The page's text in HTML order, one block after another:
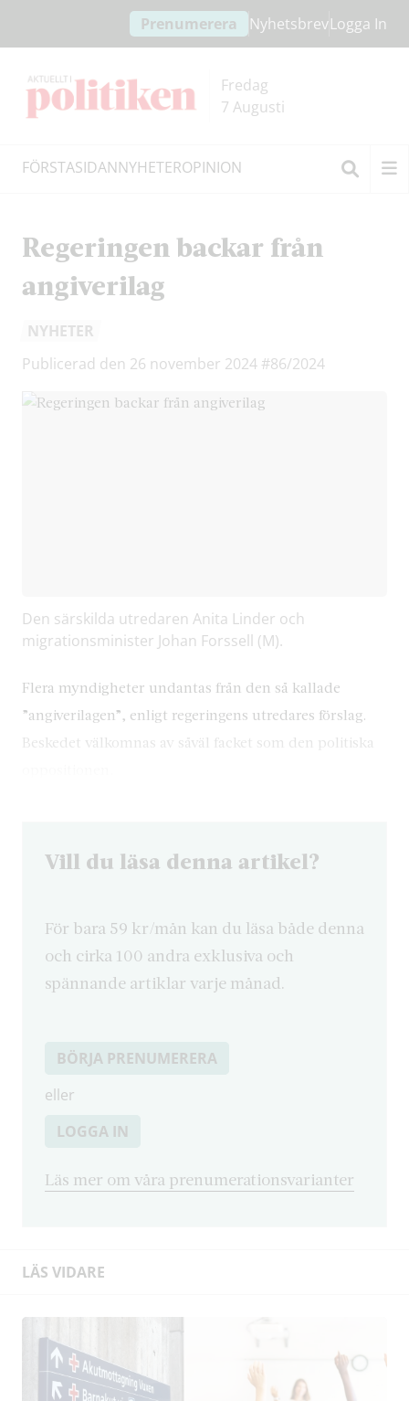
innehållet
headern
Prenumerera NyhetsbrevLogga In
Fredag
7 Augusti
FÖRSTASIDANNYHETEROPINION
Regeringen backar från
angiverilag
NYHETER
Publicerad den 26 november 2024 #86/2024
Den särskilda utredaren Anita Linder och
migrationsminister Johan Forssell (M).
Flera myndigheter undantas från den så kallade
”angiverilagen”, enligt regeringens utredares förslag.
Beskedet välkomnas av såväl facket som den politiska
Vill du läsa denna artikel?
För bara 59 kr/mån kan du läsa både denna
och cirka 100 andra exklusiva och
spännande artiklar varje månad.
BÖRJA PRENUMERERA
eller
LOGGA IN
Läs mer om våra prenumerationsvarianter
LÄS VIDARE